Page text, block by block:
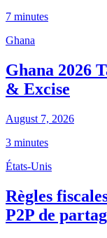
7 minutes
Ghana
Ghana 2026
& Excise
August 7, 2026
3 minutes
États-Unis
Règles
P2P de